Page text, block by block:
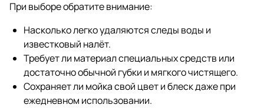
При выборе обратите внимание:
Насколько легко удаляются следы воды и
известковый налёт.
Требует ли материал специальных средств или
достаточно обычной губки и мягкого чистящего.
Сохраняет ли мойка свой цвет и блеск даже при
ежедневном использовании.